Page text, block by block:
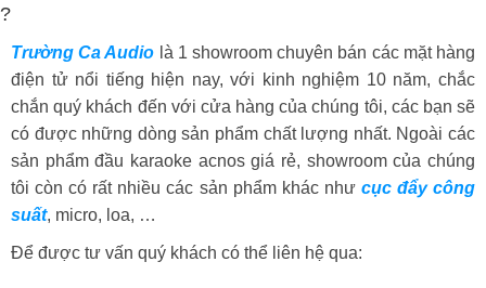
?
Trường Ca Audio là 1 showroom chuyên bán các mặt hàng
điện tử nổi tiếng hiện nay, với kinh nghiệm 10 năm, chắc
chắn quý khách đến với cửa hàng của chúng tôi, các bạn sẽ
có được những dòng sản phẩm chất lượng nhất. Ngoài các
sản phẩm đầu karaoke acnos giá rẻ, showroom của chúng
tôi còn có rất nhiều các sản phẩm khác như cục đẩy công
suất, micro, loa, …
Để được tư vấn quý khách có thể liên hệ qua: